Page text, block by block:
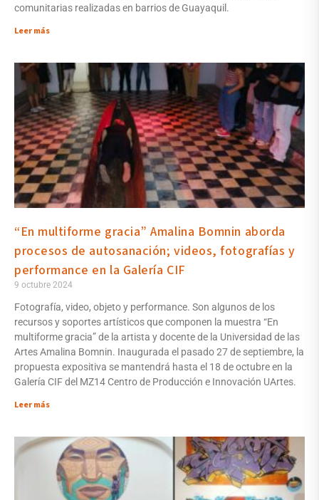
comunitarias realizadas en barrios de Guayaquil.
Leer más
“En multiforme gracia” Amalina Bomnin aborda
procesos de autosanación; videos, fotografías y
performance en la Galería CIF
9 octubre 2024
Fotografía, video, objeto y performance. Son algunos de los
recursos y soportes artísticos que componen la muestra “En
multiforme gracia” de la artista y docente de la Universidad de las
Artes Amalina Bomnin. Inaugurada el pasado 27 de septiembre, la
propuesta expositiva se mantendrá hasta el 18 de octubre en la
Galería CIF del MZ14 Centro de Producción e Innovación UArtes.
Leer más